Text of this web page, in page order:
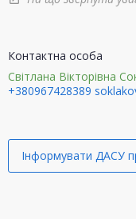
Контактна особа
Світлана Вікторівна
+380967428389
Інформувати ДАСУ